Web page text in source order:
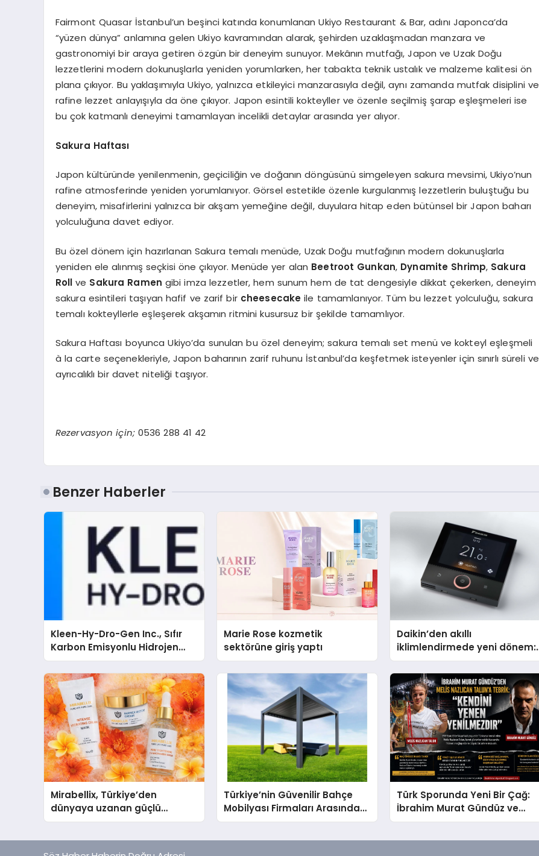
Fairmont Quasar İstanbul’un beşinci katında konumlanan Ukiyo Restaurant & Bar, adını Japonca’da
“yüzen dünya” anlamına gelen Ukiyo kavramından alarak, şehirden uzaklaşmadan manzara ve
gastronomiyi bir araya getiren özgün bir deneyim sunuyor. Mekânın mutfağı, Japon ve Uzak Doğu
lezzetlerini modern dokunuşlarla yeniden yorumlarken, her tabakta teknik ustalık ve malzeme kalitesi ön
plana çıkıyor. Bu yaklaşımıyla Ukiyo, yalnızca etkileyici manzarasıyla değil, aynı zamanda mutfak disiplini ve
rafine lezzet anlayışıyla da öne çıkıyor. Japon esintili kokteyller ve özenle seçilmiş şarap eşleşmeleri ise
bu çok katmanlı deneyimi tamamlayan incelikli detaylar arasında yer alıyor.
Sakura Haftası
Japon kültüründe yenilenmenin, geçiciliğin ve doğanın döngüsünü simgeleyen sakura mevsimi, Ukiyo’nun
rafine atmosferinde yeniden yorumlanıyor. Görsel estetikle özenle kurgulanmış lezzetlerin buluştuğu bu
deneyim, misafirlerini yalnızca bir akşam yemeğine değil, duyulara hitap eden bütünsel bir Japon baharı
yolculuğuna davet ediyor.
Bu özel dönem için hazırlanan Sakura temalı menüde, Uzak Doğu mutfağının modern dokunuşlarla
yeniden ele alınmış seçkisi öne çıkıyor. Menüde yer alan Beetroot Gunkan, Dynamite Shrimp, Sakura
Roll ve Sakura Ramen gibi imza lezzetler, hem sunum hem de tat dengesiyle dikkat çekerken, deneyim
sakura esintileri taşıyan hafif ve zarif bir cheesecake ile tamamlanıyor. Tüm bu lezzet yolculuğu, sakura
temalı kokteyllerle eşleşerek akşamın ritmini kusursuz bir şekilde tamamlıyor.
Sakura Haftası boyunca Ukiyo’da sunulan bu özel deneyim; sakura temalı set menü ve kokteyl eşleşmeli
à la carte seçenekleriyle, Japon baharının zarif ruhunu İstanbul’da keşfetmek isteyenler için sınırlı süreli ve
ayrıcalıklı bir davet niteliği taşıyor.
Rezervasyon için; 0536 288 41 42
Benzer Haberler
Kleen-Hy-Dro-Gen Inc., Sıfır
Karbon Emisyonlu Hidrojen
Isıtma Teknolojisinde ISO ve
TSSA Düzenleyici Onaylarını
Aldı
Marie Rose kozmetik
sektörüne giriş yaptı
Daikin’den akıllı
iklimlendirmede yeni dönem:
Madoka Plus Türkiye’de
Mirabellix, Türkiye’den
dünyaya uzanan güçlü
büyümesini sürdürüyor
Türkiye’nin Güvenilir Bahçe
Mobilyası Firmaları Arasında
Neden Divona Home Tercih
Türk Sporunda Yeni Bir Çağ:
İbrahim Murat Gündüz ve
Dövüş Sporlarında Radikal